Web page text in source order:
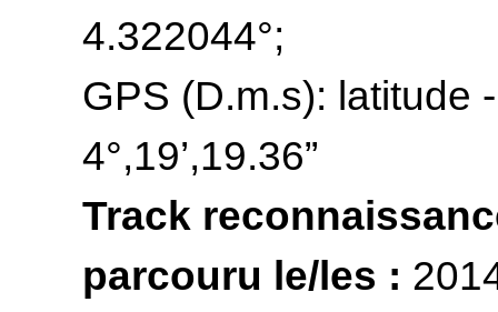
4.322044°;
GPS (D.m.s): latitude
4°,19’,19.36”
Track
parcouru le/les :